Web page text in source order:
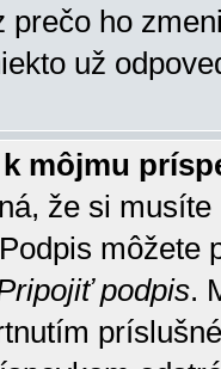
prečo ho
už
môjmu
že si
môžete
podpis.